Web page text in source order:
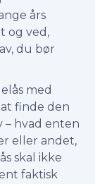
års
og ved,
du bør
med
finde den
– hvad enten
eller andet,
skal ikke
faktisk